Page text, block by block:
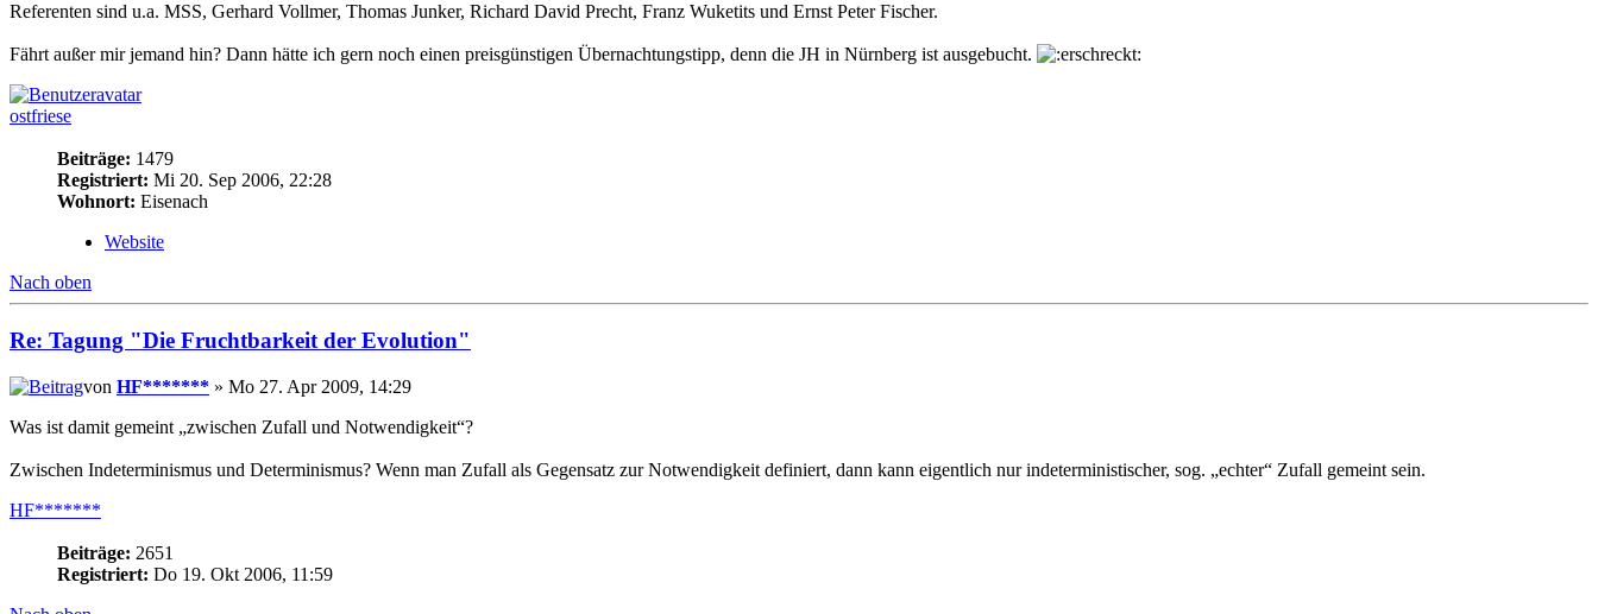
Referenten sind u.a. MSS, Gerhard Vollmer, Thomas Junker, Richard David Precht, Franz Wuketits und Ernst Peter Fischer.
Fährt außer mir jemand hin? Dann hätte ich gern noch einen preisgünstigen Übernachtungstipp, denn die JH in Nürnberg ist ausgebucht.
ostfriese
Beiträge: 1479
Registriert: Mi 20. Sep 2006, 22:28
Wohnort: Eisenach
Website
Nach oben
Re: Tagung "Die Fruchtbarkeit der Evolution"
von HF******* » Mo 27. Apr 2009, 14:29
Was ist damit gemeint „zwischen Zufall und Notwendigkeit“?
Zwischen Indeterminismus und Determinismus? Wenn man Zufall als Gegensatz zur Notwendigkeit definiert, dann kann eigentlich nur indeterministischer, sog. „echter“ Zufall gemeint sein.
HF*******
Beiträge: 2651
Registriert: Do 19. Okt 2006, 11:59